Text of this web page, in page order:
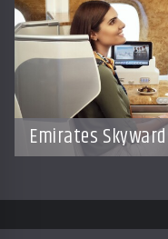
Emirates
Hennessy